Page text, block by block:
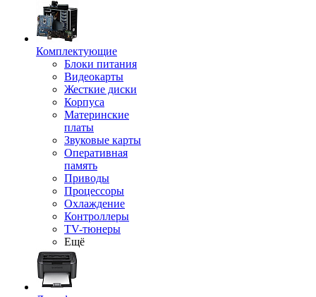
Комплектующие
Блоки питания
Видеокарты
Жесткие диски
Корпуса
Материнские
платы
Звуковые карты
Оперативная
память
Приводы
Процессоры
Охлаждение
Контроллеры
TV-тюнеры
Ещё